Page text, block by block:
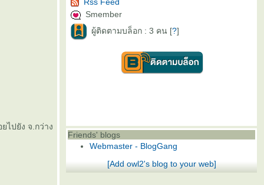
ไปยัง จ.กว่าง
Smember
ผู้ติดตามบล็อก : 3 คน [?]
Friends' blogs
Webmaster - BlogGang
[Add owl2's blog to your web]